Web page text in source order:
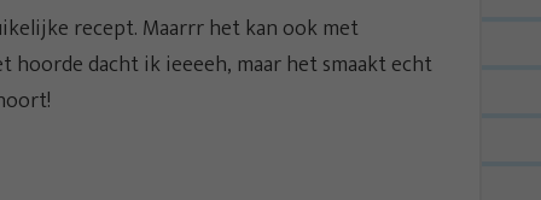
recept. Maarrr het kan ook met
hoorde dacht ik ieeeeh, maar het smaakt echt